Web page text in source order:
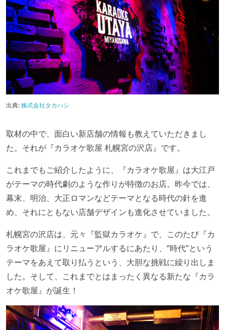
出典:株式会社タカハシ
取材の中で、面白い新店舗の情報も教えていただきまし
た。それが『カラオケ歌屋 札幌宮の沢店』です。
これまでもご紹介したように、『カラオケ歌屋』は大江戸
がテーマの時代劇のような作りが特徴のお店。昨今では、
幕末、明治、大正ロマンなどテーマとなる時代の針を進
め、それにともない店舗デザインも進化させていました。
札幌宮の沢店は、元々『監獄カラオケ』で、このたび『カ
ラオケ歌屋』にリニューアルするにあたり、“時代”という
テーマをあえて取り払うという、大胆な挑戦に繰り出しま
した。そして、これまでとはまったく異なる新たな『カラ
オケ歌屋』が誕生！